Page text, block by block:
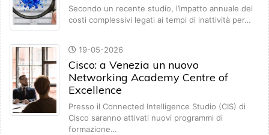
Secondo un recente studio, l’impatto annuale dei
costi complessivi legati ai tempi di inattività per…
19-05-2026
Cisco: a Venezia un nuovo
Networking Academy Centre of
Excellence
Presso il Connected Intelligence Studio (CIS) di
Cisco saranno attivati nuovi programmi di
formazione…